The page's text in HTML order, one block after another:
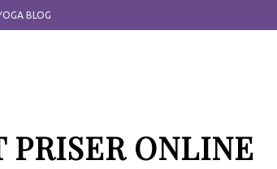
BLOG
PRISER ONLINE